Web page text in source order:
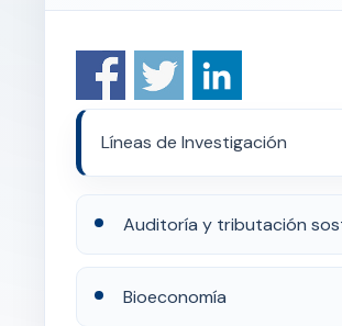
Líneas de Investigación
Auditoría y tributación
Bioeconomía